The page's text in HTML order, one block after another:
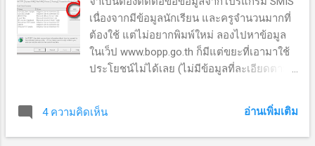
มากมาย ซึ่งใน sample lists เราสามารถฝึก
เล่นเกม และพิมพ์คำเหล่านั้นออกมาได้ด้วย เจ๋ง
จริง ๆ ปัญหาเดียวที่มี คือ การออกเสียงจาก
เจ้าของภาษา เล่นเอาคนฟังมึนตึบเลย ก็ให้ขะ
แมร์ สะดับ ปรัง จะฟังออกได้ไง ดีที่มีตัวอย่าง
รอดตัวไป ว่าแล้วจะช้าอยู่ใย ไปเล่นกันเลย....
เนื่องจากมีข้อมูลนักเรียน และครูจำนวนมากที่
ต้องใช้ แต่ไม่อยากพิมพ์ใหม่ ลองไปหาข้อมูล
ในเว็ป www.bopp.go.th ก็มีแต่ขยะที่เอามาใช้
ประโยชน์ไม่ได้เลย (ไม่มีข้อมูลที่ละเอียดตาม
และคิวรี่ข้อมูล เอามาใช้เอง วิธีการ ๑. Start ->
setting ->control panel -> Administrator -
>Data Source Administrator จะได้หน้าต่าง
4 ความคิดเห็น อ่านเพิ่มเติม